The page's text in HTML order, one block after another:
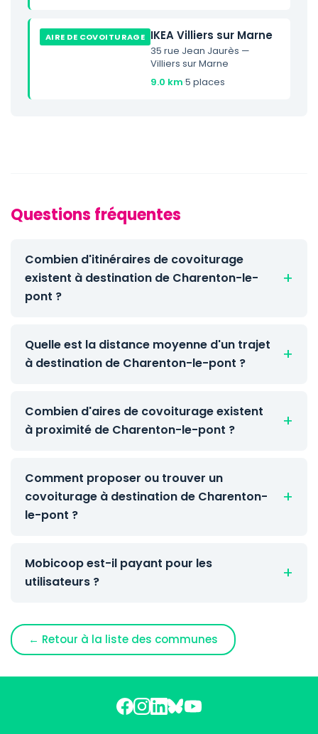
AIRE DE COVOITURAGE IKEA Villiers sur Marne
35 rue Jean Jaurès —
Villiers sur Marne
9.0 km·5 places
Questions fréquentes
Combien d'itinéraires de covoiturage
existent à destination de Charenton-le-
pont ?
Quelle est la distance moyenne d'un trajet
à destination de Charenton-le-pont ?
Combien d'aires de covoiturage existent
à proximité de Charenton-le-pont ?
Comment proposer ou trouver un
covoiturage à destination de Charenton-
le-pont ?
Mobicoop est-il payant pour les
utilisateurs ?
← Retour à la liste des communes